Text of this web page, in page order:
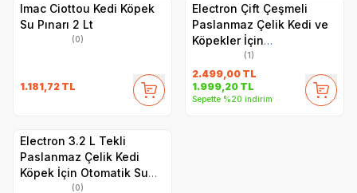
Imac Ciottou Kedi Köpek
Su Pınarı 2 Lt
(0)
1.181,72 TL
Electron Çift Çeşmeli
Paslanmaz Çelik Kedi ve
Köpekler İçin
Otomatik Su Pınarı 3.2 L
(1)
2.499,00 TL
1.999,20 TL
Sepette %20 indirim
Electron 3.2 L Tekli
Paslanmaz Çelik Kedi
Köpek İçin Otomatik Su
(0)